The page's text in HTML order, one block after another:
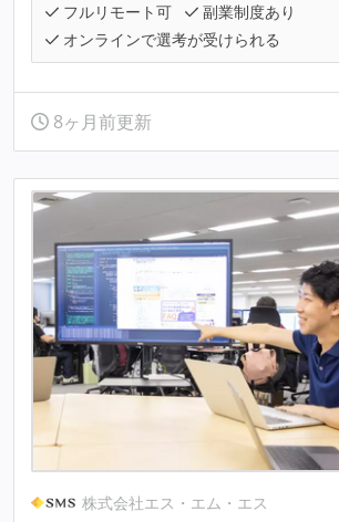
フルリモート可
副業制度あり
オンラインで選考が受けられる
8ヶ月前更新
株式会社エス・エム・エス